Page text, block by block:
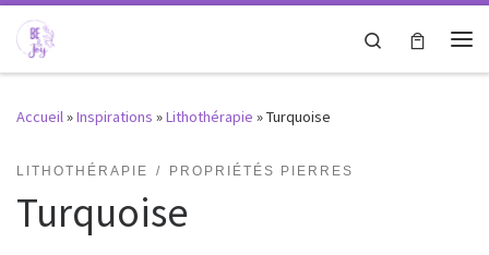
Passer au contenu
Search
Accueil»Inspirations »Lithothérapie »Turquoise
LITHOTHÉRAPIE PROPRIÉTÉS PIERRES
Turquoise